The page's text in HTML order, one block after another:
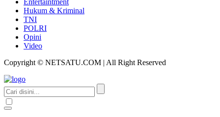
Entertaintment
Hukum & Kriminal
TNI
POLRI
Opini
Video
Copyright © NETSATU.COM | All Right Reserved